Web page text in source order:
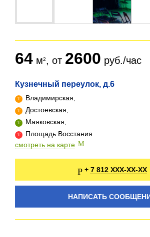
Кузнечный переулок, д.6
Владимирская,
Достоевская,
Маяковская,
Площадь Восстания
смотреть на карте
64 м , от 2600 руб./час
+ 7 812 XXX-XX-XX
НАПИСАТЬ